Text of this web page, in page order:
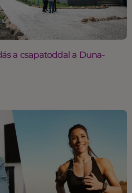
a csapatoddal a Duna-